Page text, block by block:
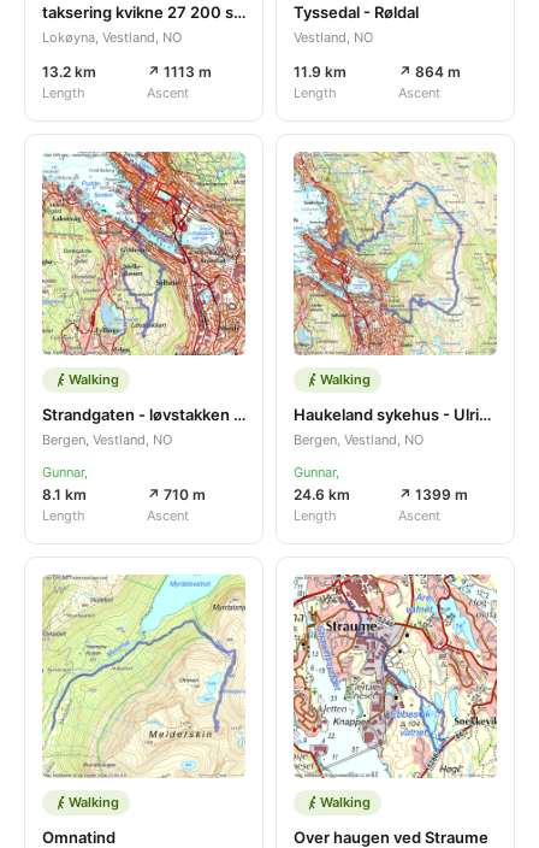
taksering kvikne 27 200 skrity
Lokøyna, Vestland, NO
13.2 km
Length
↗ 1113 m
Ascent
Tyssedal - Røldal
Vestland, NO
11.9 km
Length
↗ 864 m
Ascent
Walking
Strandgaten - løvstakken tr.
Bergen, Vestland, NO
Gunnar,
8.1 km
Length
↗ 710 m
Ascent
Walking
Haukeland sykehus - Ulriken -vidda - Fløya - Bergen sentrum
Bergen, Vestland, NO
Gunnar,
24.6 km
Length
↗ 1399 m
Ascent
Walking
Omnatind
Walking
Over haugen ved Straume